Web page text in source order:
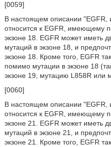
[0059]
В настоящем описании
относится к EGFR, имеющему
экзоне 18. EGFR может иметь
мутаций в экзоне 18, и
экзоне 18. Кроме того, EGFR
помимо мутации в экзоне 18
экзоне 19, мутацию L858R или
[0060]
В настоящем описании
относится к EGFR, имеющему
экзоне 21. EGFR может иметь
мутаций в экзоне 21, и
экзоне 21. Кроме того, EGFR